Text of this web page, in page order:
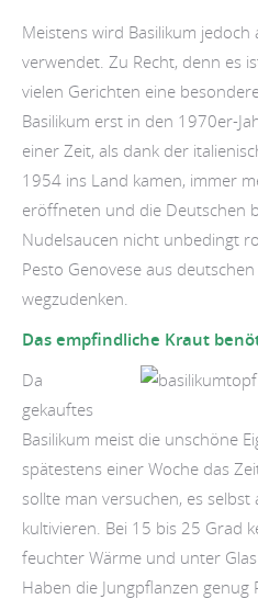
Meistens wird Basilikum
verwendet. Zu Recht, denn es
vielen Gerichten eine
Basilikum erst in den 1970er-
einer Zeit, als dank der
1954 ins Land kamen, immer
eröffneten und die Deutschen
Nudelsaucen nicht unbedingt
Pesto Genovese aus
wegzudenken.
Das empfindliche Kraut
Da
gekauftes
Basilikum meist die unschöne
spätestens einer Woche das
sollte man versuchen, es
kultivieren. Bei 15 bis 25 Grad
feuchter Wärme und unter
Haben die Jungpflanzen genug